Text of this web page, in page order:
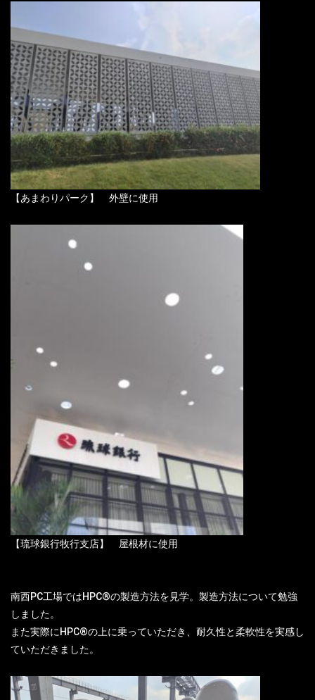
【あまわりパーク】 外壁に使用
【琉球銀行牧行支店】 屋根材に使用
南西PC工場ではHPC®の製造方法を見学。製造方法について勉強
しました。
また実際にHPC®の上に乗っていただき、耐久性と柔軟性を実感し
ていただきました。